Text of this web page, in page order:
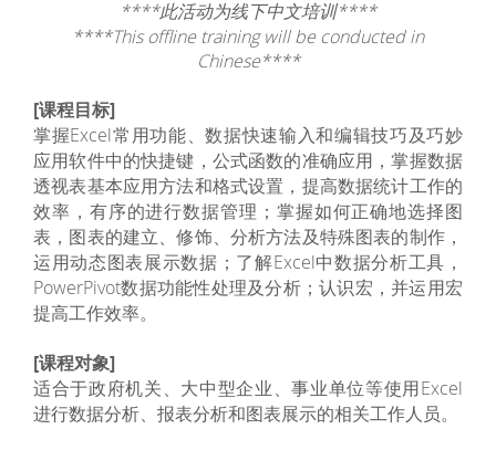
****此活动为线下中文培训****
****This offline training will be conducted in
Chinese****
[课程目标]
掌握Excel常用功能、数据快速输入和编辑技巧及巧妙
应用软件中的快捷键，公式函数的准确应用，掌握数据
透视表基本应用方法和格式设置，提高数据统计工作的
效率，有序的进行数据管理；掌握如何正确地选择图
表，图表的建立、修饰、分析方法及特殊图表的制作，
运用动态图表展示数据；了解Excel中数据分析工具，
PowerPivot数据功能性处理及分析；认识宏，并运用宏
提高工作效率。
[课程对象]
适合于政府机关、大中型企业、事业单位等使用Excel
进行数据分析、报表分析和图表展示的相关工作人员。